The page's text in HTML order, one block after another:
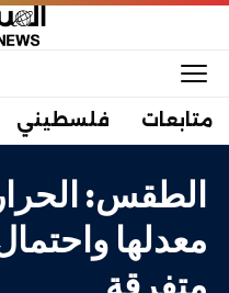
متابعات فلسطيني
الطقس:
معدلها
متفرقة